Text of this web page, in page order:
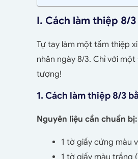
I. Cách làm thiệp 8/
Tự tay làm một tấm thiệp
nhân ngày 8/3. Chỉ với
tượng!
1. Cách làm thiệp 8/3
Nguyên liệu cần chuẩn bị:
1 tờ giấy cứng màu
1 tờ giấy màu trắng